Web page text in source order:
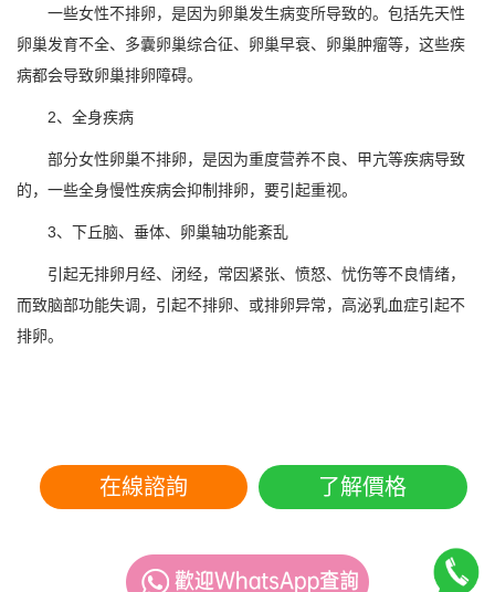
一些女性不排卵，是因为卵巢发生病变所导致的。包括先天性
卵巢发育不全、多囊卵巢综合征、卵巢早衰、卵巢肿瘤等，这些疾
病都会导致卵巢排卵障碍。
2、全身疾病
部分女性卵巢不排卵，是因为重度营养不良、甲亢等疾病导致
的，一些全身慢性疾病会抑制排卵，要引起重视。
3、下丘脑、垂体、卵巢轴功能紊乱
引起无排卵月经、闭经，常因紧张、愤怒、忧伤等不良情绪，
而致脑部功能失调，引起不排卵、或排卵异常，高泌乳血症引起不
排卵。
在線諮詢 了解價格